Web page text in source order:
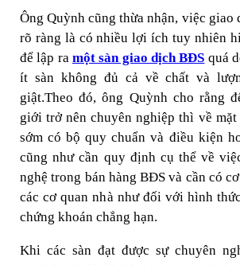
Ông Quỳnh cũng thừa nhận, việc giao
rõ ràng là có nhiều lợi ích tuy nhiên
để lập ra một sàn giao dịch BĐS quá
ít sàn không đủ cả về chất và
giật.Theo đó, ông Quỳnh cho rằng
giới trở nên chuyên nghiệp thì về
sớm có bộ quy chuẩn và điều kiện
cũng như cần quy định cụ thể về
nghệ trong bán hàng BĐS và cần có
các cơ quan nhà như đối với hình
chứng khoán chẳng hạn.
Khi các sàn đạt được sự chuyên